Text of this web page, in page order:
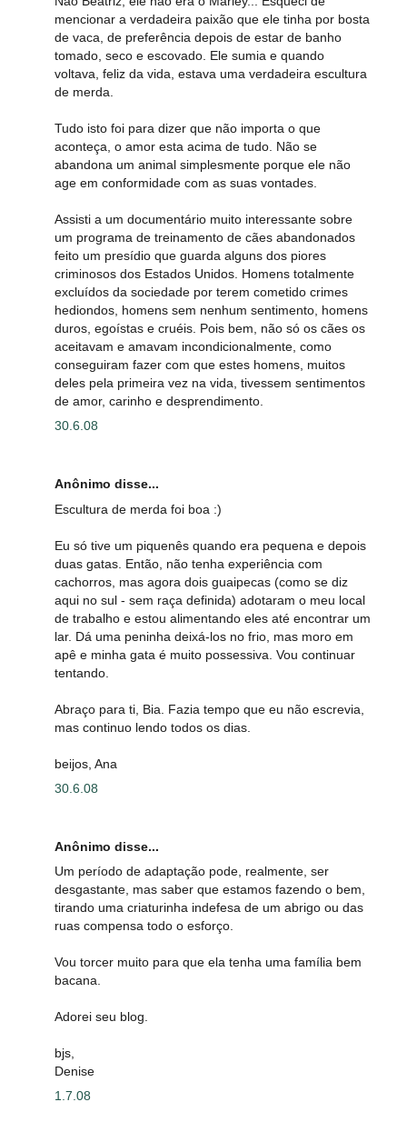
mencionar a verdadeira paixão que ele tinha por bosta
de vaca, de preferência depois de estar de banho
tomado, seco e escovado. Ele sumia e quando
voltava, feliz da vida, estava uma verdadeira escultura
de merda.
Tudo isto foi para dizer que não importa o que
aconteça, o amor esta acima de tudo. Não se
abandona um animal simplesmente porque ele não
age em conformidade com as suas vontades.
Assisti a um documentário muito interessante sobre
um programa de treinamento de cães abandonados
feito um presídio que guarda alguns dos piores
criminosos dos Estados Unidos. Homens totalmente
excluídos da sociedade por terem cometido crimes
hediondos, homens sem nenhum sentimento, homens
duros, egoístas e cruéis. Pois bem, não só os cães os
aceitavam e amavam incondicionalmente, como
conseguiram fazer com que estes homens, muitos
deles pela primeira vez na vida, tivessem sentimentos
de amor, carinho e desprendimento.
30.6.08
Anônimo disse...
Escultura de merda foi boa :)
Eu só tive um piquenês quando era pequena e depois
duas gatas. Então, não tenha experiência com
cachorros, mas agora dois guaipecas (como se diz
aqui no sul - sem raça definida) adotaram o meu local
de trabalho e estou alimentando eles até encontrar um
lar. Dá uma peninha deixá-los no frio, mas moro em
apê e minha gata é muito possessiva. Vou continuar
tentando.
Abraço para ti, Bia. Fazia tempo que eu não escrevia,
mas continuo lendo todos os dias.
beijos, Ana
30.6.08
Anônimo disse...
Um período de adaptação pode, realmente, ser
desgastante, mas saber que estamos fazendo o bem,
tirando uma criaturinha indefesa de um abrigo ou das
ruas compensa todo o esforço.
Vou torcer muito para que ela tenha uma família bem
bacana.
Adorei seu blog.
bjs,
Denise
1.7.08